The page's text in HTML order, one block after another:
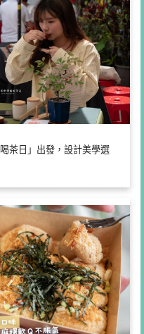
茶日」出發，設計美學選